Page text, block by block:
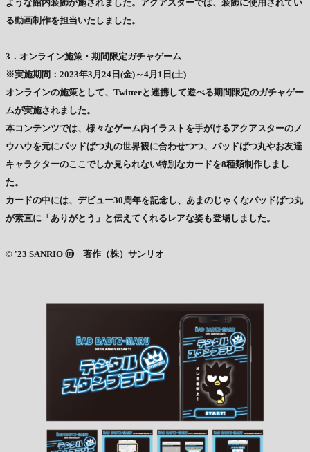
ような館内装飾が施されました。アクアスターでは、装飾に使⽤されてい
る動画制作を担当いたしました。
3．オンライン施策・期間限定ガチャゲーム
※実施期間：2023年3月24日(金)～4月1日(土)
オンラインの施策として、Twitterと連携して遊べる期間限定のガチャゲー
ムが実施されました。
本コンテンツでは、様々なゲーム内イラストを手がけるアクアスターのノ
ウハウを元にバッドばつ丸の世界観に合わせつつ、バッドばつ丸やお友達
キャラクターのここでしか⾒られない特別なカードを8種類制作しまし
た。
カードの中には、デビュー30周年を記念し、あまのじゃくなバッドばつ丸
が素直に「ありがとう」と伝えてくれるレアな姿も登場しました。
© '23 SANRIO ⓜ 著作（株）サンリオ